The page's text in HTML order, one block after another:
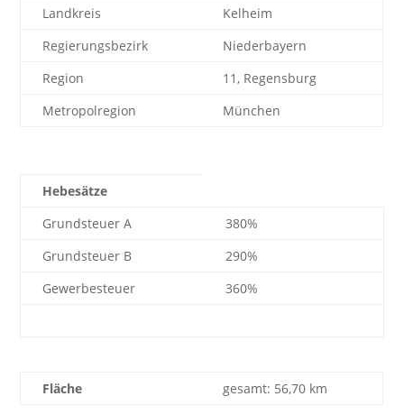
Landkreis
Kelheim
Regierungsbezirk
Niederbayern
Region
11, Regensburg
Metropolregion
München
Hebesätze
Grundsteuer A
380%
Grundsteuer B
290%
Gewerbesteuer
360%
Fläche gesamt: 56,70 km